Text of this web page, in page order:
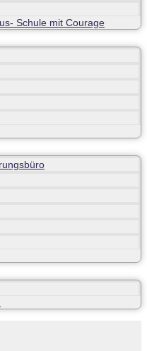
Schule mit Courage